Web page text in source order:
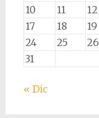
10
11 12
17
18 19
24
25 26
31
« Dic